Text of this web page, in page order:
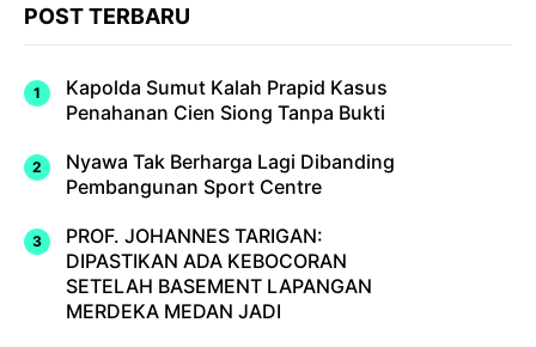
POST TERBARU
Kapolda Sumut Kalah Prapid Kasus
Penahanan Cien Siong Tanpa Bukti
Nyawa Tak Berharga Lagi Dibanding
Pembangunan Sport Centre
PROF. JOHANNES TARIGAN:
DIPASTIKAN ADA KEBOCORAN
SETELAH BASEMENT LAPANGAN
MERDEKA MEDAN JADI